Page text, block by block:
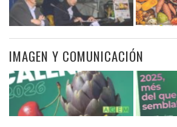
IMAGEN Y COMUNICACIÓN